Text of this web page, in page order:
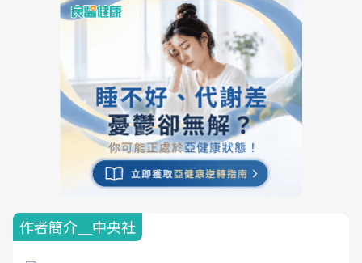
作者簡介＿中央社